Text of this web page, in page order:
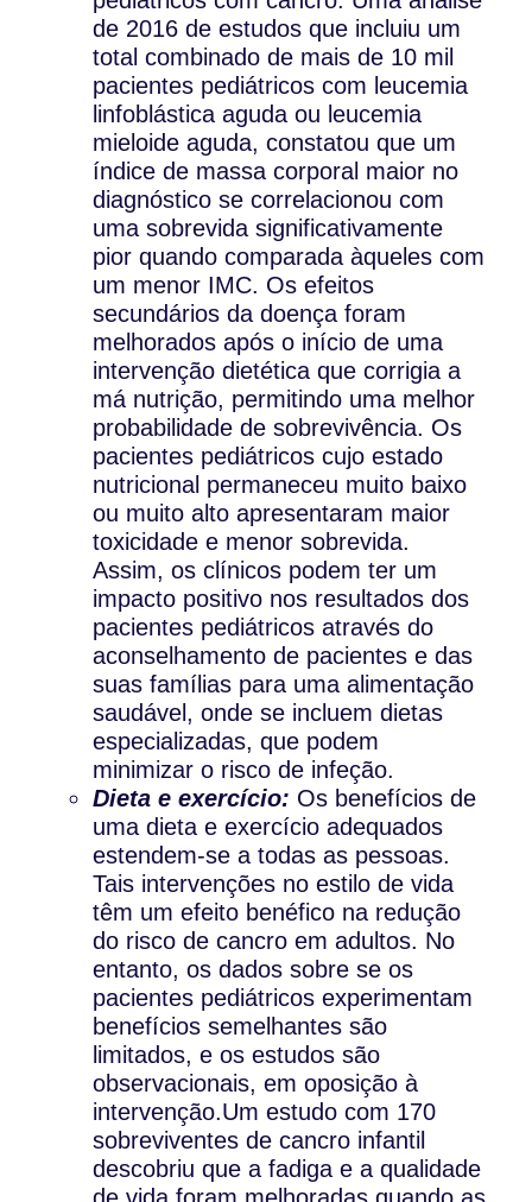
de 2016 de estudos que incluiu um
total combinado de mais de 10 mil
pacientes pediátricos com leucemia
linfoblástica aguda ou leucemia
mieloide aguda, constatou que um
índice de massa corporal maior no
diagnóstico se correlacionou com
uma sobrevida significativamente
pior quando comparada àqueles com
um menor IMC. Os efeitos
secundários da doença foram
melhorados após o início de uma
intervenção dietética que corrigia a
má nutrição, permitindo uma melhor
probabilidade de sobrevivência. Os
pacientes pediátricos cujo estado
nutricional permaneceu muito baixo
ou muito alto apresentaram maior
toxicidade e menor sobrevida.
Assim, os clínicos podem ter um
impacto positivo nos resultados dos
pacientes pediátricos através do
aconselhamento de pacientes e das
suas famílias para uma alimentação
saudável, onde se incluem dietas
especializadas, que podem
minimizar o risco de infeção.
Dieta e exercício: Os benefícios de
uma dieta e exercício adequados
estendem-se a todas as pessoas.
Tais intervenções no estilo de vida
têm um efeito benéfico na redução
do risco de cancro em adultos. No
entanto, os dados sobre se os
pacientes pediátricos experimentam
benefícios semelhantes são
limitados, e os estudos são
observacionais, em oposição à
intervenção.Um estudo com 170
sobreviventes de cancro infantil
descobriu que a fadiga e a qualidade